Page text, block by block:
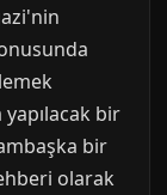
bir
bir
olarak